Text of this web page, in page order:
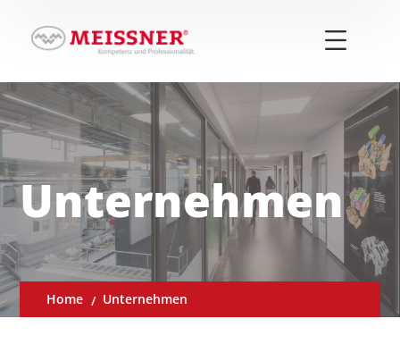
Unternehmen
Home Unternehmen